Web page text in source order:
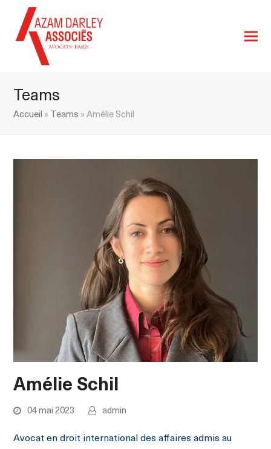
Teams
Accueil » Teams »Amélie Schil
Amélie Schil
04 mai 2023 admin
Avocat en droit international des affaires admis au